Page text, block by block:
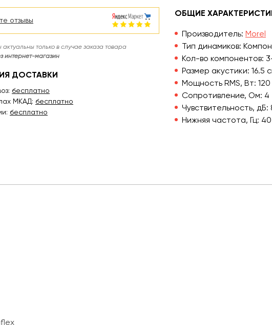
отзывы
актуальны только в случае заказа товара
интернет-магазин
ДОСТАВКИ
бесплатно
МКАД: бесплатно
бесплатно
ОБЩИЕ
Производитель: Morel
Тип динамиков:
Кол-во компонентов:
Размер акустики: 16.5
Мощность RMS, Вт: 120
Сопротивление, Ом: 4
Чувствительность, дБ:
Нижняя частота, Гц: 40